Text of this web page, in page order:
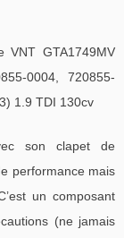
VNT GTA1749MV
0004, 720855-
1.9 TDI 130cv
son clapet de
performance mais
un composant
(ne jamais